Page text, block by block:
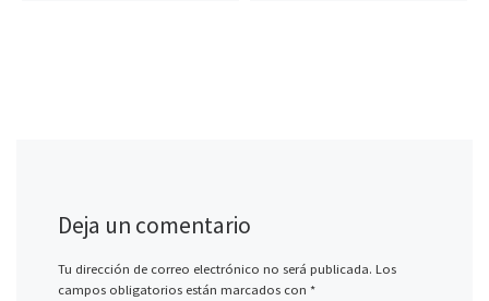
Deja un comentario
Tu dirección de correo electrónico no será publicada. Los
campos obligatorios están marcados con *